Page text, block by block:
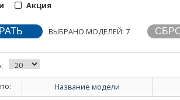
Акция
ВЫБРАНО МОДЕЛЕЙ: 7
Название модели